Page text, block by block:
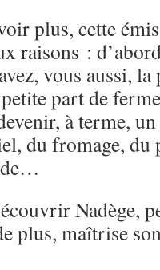
plus, cette
raisons :
vous aussi,
part de
à terme,
du fromage, du
Nadège,
plus, maîtrise